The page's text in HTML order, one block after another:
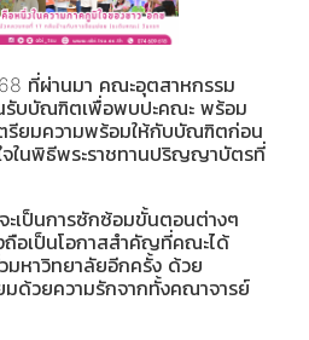
ที่ผ่านมา คณะอุตสาหกรรม
รับบัณฑิตเพื่อพบปะคณะ พร้อม
รียมความพร้อมให้กับบัณฑิตก่อน
จในพิธีพระราชทานปริญญาบัตรที่
ะเป็นการซักซ้อมขั้นตอนต่างๆ
ถือเป็นโอกาสสำคัญที่คณะได้
หาวิทยาลัยอีกครั้ง ด้วย
มด้วยความรักจากทั้งคณาจารย์